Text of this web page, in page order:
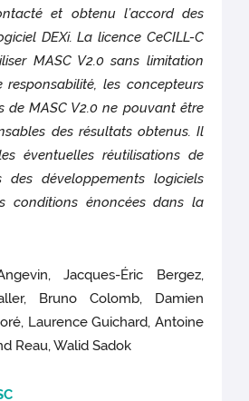
et obtenu l’accord des
DEXi. La licence CeCILL-C
MASC V2.0 sans limitation
les concepteurs
de MASC V2.0 ne pouvant être
des résultats obtenus. Il
éventuelles réutilisations de
des développements logiciels
conditions énoncées dans la
Jacques-Éric Bergez,
Bruno Colomb, Damien
Laurence Guichard, Antoine
Reau, Walid Sadok